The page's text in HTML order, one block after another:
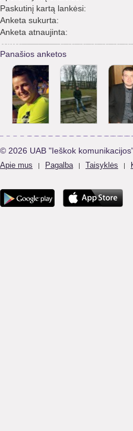
Paskutinį kartą lankėsi:
Anketa sukurta:
Anketa atnaujinta:
Panašios anketos
© 2026 UAB "Ieškok
Apie mus | Pagalba | Taisyklės |